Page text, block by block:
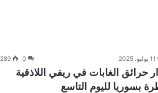
11 يوليو، 2025 0
289
حرائق الغابات في ريفي اللاذقية
بسوريا لليوم التاسع